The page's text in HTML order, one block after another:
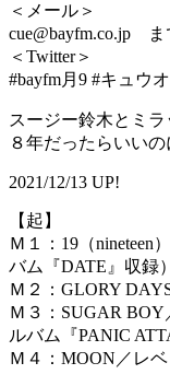
＜メール＞
cue@bayfm.co.jp ま
＜Twitter＞
#bayfm月9 #キュウ
スージー鈴木とミ
８年だったらいいの
2021/12/13 UP!
【起】
Ｍ１：19（nineteen
バム『DATE』収録）
Ｍ２：GLORY
Ｍ３：SUGAR BOY
ルバム『PANIC
Ｍ４：MOON／レベ